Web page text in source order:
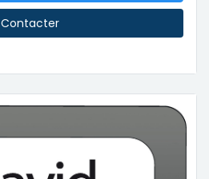
Contacter